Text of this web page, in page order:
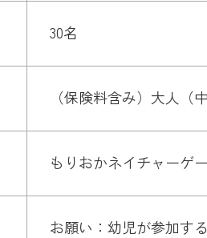
30名
（保険料含み）大人
もりおかネイチャーゲ
お願い：幼児が参加す